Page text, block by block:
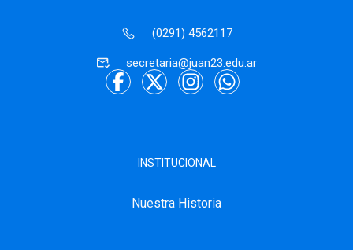
(0291) 4562117
secretaria@juan23.edu.ar
INSTITUCIONAL
Nuestra Historia